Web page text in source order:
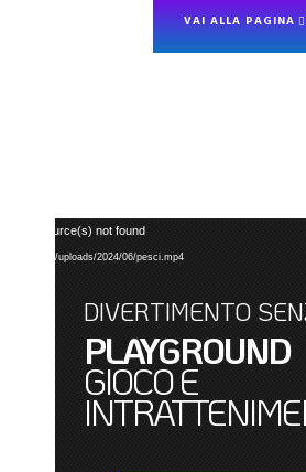
VAI ALLA PAGINA
Video
Player
or source(s) not found
content/uploads/2024/06/pesci.mp4
DIVERTIMENTO
PLAYGROUND
GIOCO E